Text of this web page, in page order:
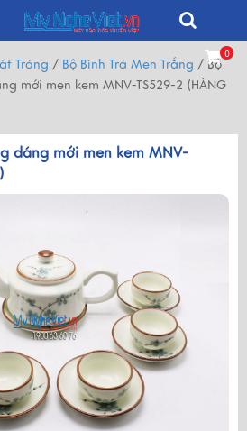
0
Tràng / Bộ Bình Trà Men Trắng / Bộ
mới men kem MNV-TS529-2 (HÀNG
dáng mới men kem MNV-